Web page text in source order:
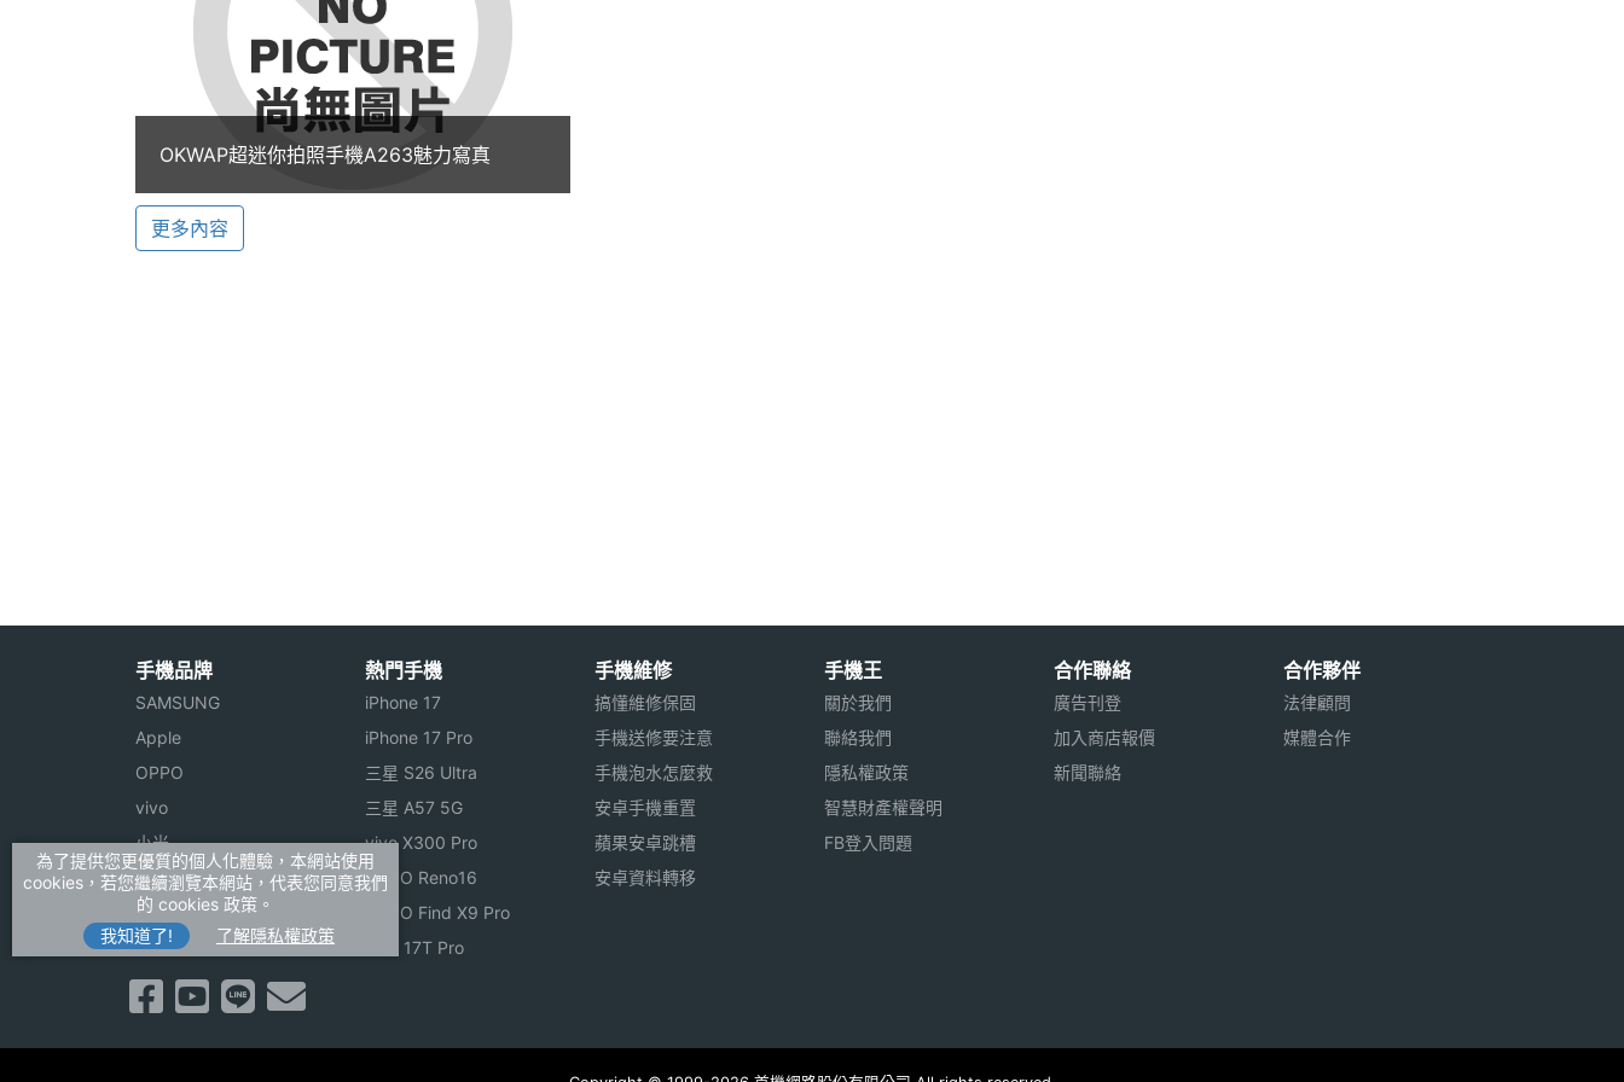
相關資料時，J95早已可用一個名字記錄3筆電話號碼及2筆電子郵件地址。
◎可設定10筆好友來電鈴聲、照片及KaRa Eye。
◎網址通訊錄可設定200筆更可選擇加入我的最愛，讓你更快速方便的上網瀏覽。
簡訊６格動畫
◎可發送40筆及接收60筆簡訊文字外，並可添加６格動畫及動畫圖框，讓你的簡訊豐富又繽
紛。
◎"快打小子"、"對對碰"2種超炫遊戲，無聊時，增添生活樂趣。
卡拉影音及PHONE TO
◎PHS 32～64K高速傳輸速率，在最短的時間內，將文字、圖片與音樂同時呈現在手機螢幕
裡，即時享受卡拉ＯＫ、即時影音新聞、電影預告、教學影片…等卡拉影音雙重服務。
◎可利用MiMi拇指情報查詢餐廳訂位、交友及產品介紹，看完產品後，利用PHONE TO功能
進行購物、線上訂位或交友呢。
※本文為 SOGI 手機王版權所有，未經授權不得轉載使用※
OKWAP超迷你拍照手機A263魅力寫真
更多內容
手機品牌
SAMSUNG
Apple
OPPO
vivo
小米
ASUS
Sony
realme
熱門手機
iPhone 17
iPhone 17 Pro
三星 S26 Ultra
三星 A57 5G
vivo X300 Pro
OPPO Reno16
OPPO Find X9 Pro
小米 17T Pro
手機維修
搞懂維修保固
手機送修要注意
手機泡水怎麼救
安卓手機重置
蘋果安卓跳槽
安卓資料轉移
手機王
關於我們
聯絡我們
隱私權政策
智慧財產權聲明
FB登入問題
合作聯絡
廣告刊登
加入商店報價
新聞聯絡
合作夥伴
法律顧問
媒體合作
為了提供您更優質的個人化體驗，本網站使用
cookies，若您繼續瀏覽本網站，代表您同意我們
的 cookies 政策。
我知道了!
了解隱私權政策